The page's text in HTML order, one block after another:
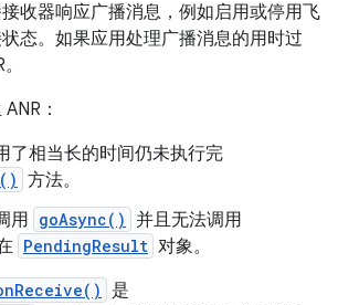
收器响应广播消息，例如启用或停用飞
态。如果应用处理广播消息的用时过
：
了相当长的时间仍未执行完
方法。
用 goAsync() 并且无法调用
PendingResult 对象。
是